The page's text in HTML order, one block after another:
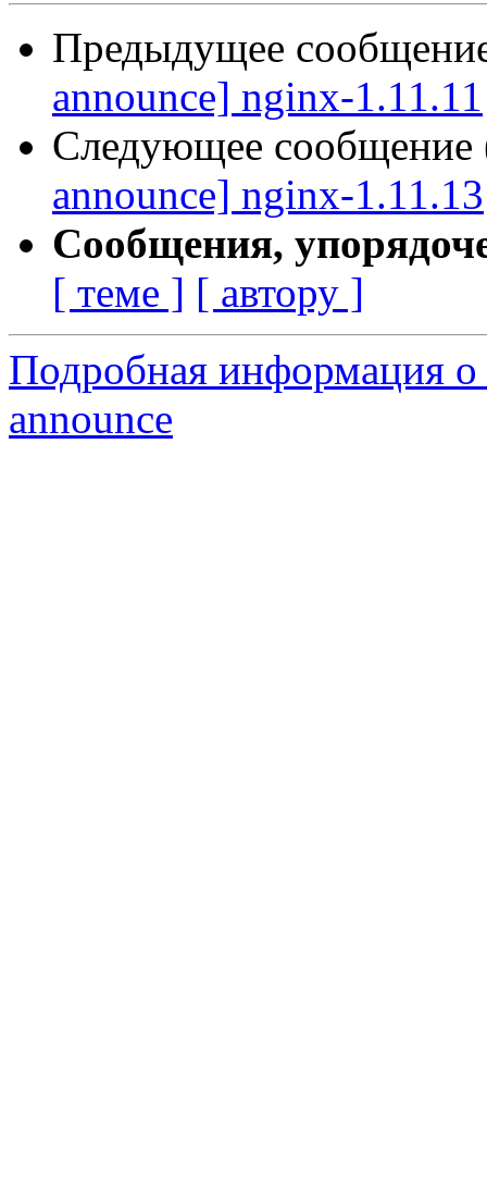
Предыдущее
announce] nginx-1.11.11
Следующее сообщение
announce] nginx-1.11.13
Сообщения,
[ теме ] [ автору ]
Подробная информация
announce